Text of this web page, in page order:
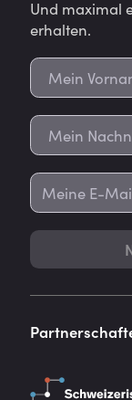
Und maximal
erhalten.